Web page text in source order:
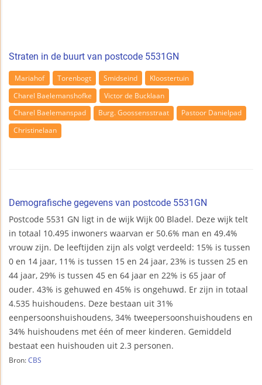
Straten in de buurt van postcode 5531GN
Mariahof Torenbogt Smidseind
Kloostertuin
Charel Baelemanshofke
Victor de Bucklaan
Charel Baelemanspad
Burg. Goossensstraat
Pastoor Danielpad
Christinelaan
Demografische gegevens van postcode 5531GN
Postcode 5531 GN ligt in de wijk Wijk 00 Bladel. Deze wijk telt
in totaal 10.495 inwoners waarvan er 50.6% man en 49.4%
vrouw zijn. De leeftijden zijn als volgt verdeeld: 15% is tussen
0 en 14 jaar, 11% is tussen 15 en 24 jaar, 23% is tussen 25 en
44 jaar, 29% is tussen 45 en 64 jaar en 22% is 65 jaar of
ouder. 43% is gehuwed en 45% is ongehuwd. Er zijn in totaal
4.535 huishoudens. Deze bestaan uit 31%
eenpersoonshuishoudens, 34% tweepersoonshuishoudens en
34% huishoudens met één of meer kinderen. Gemiddeld
bestaat een huishouden uit 2.3 personen.
Bron: CBS